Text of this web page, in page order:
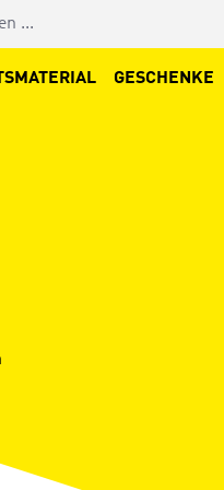
GESCHENKE